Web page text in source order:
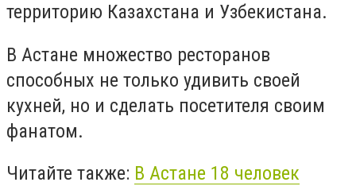
территорию Казахстана и Узбекистана.
В Астане множество ресторанов
способных не только удивить своей
кухней, но и сделать посетителя своим
фанатом.
Читайте также: В Астане 18 человек